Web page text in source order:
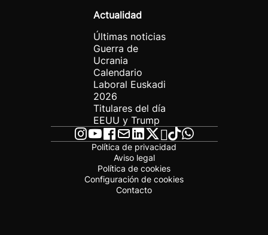
Actualidad
Últimas noticias
Guerra de
Ucrania
Calendario
Laboral Euskadi
2026
Titulares del día
EEUU y Trump
Política de privacidad
Aviso legal
Política de cookies
Configuración de cookies
Contacto